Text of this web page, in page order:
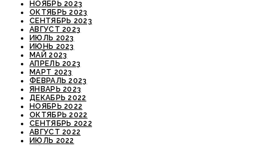
НОЯБРЬ 2023
ОКТЯБРЬ 2023
СЕНТЯБРЬ 2023
АВГУСТ 2023
ИЮЛЬ 2023
ИЮНЬ 2023
МАЙ 2023
АПРЕЛЬ 2023
МАРТ 2023
ФЕВРАЛЬ 2023
ЯНВАРЬ 2023
ДЕКАБРЬ 2022
НОЯБРЬ 2022
ОКТЯБРЬ 2022
СЕНТЯБРЬ 2022
АВГУСТ 2022
ИЮЛЬ 2022